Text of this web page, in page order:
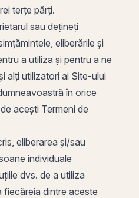
terțe părți.
sau dețineți
eliberările și
a utiliza și pentru a ne
alți utilizatori ai Site-ului
în orice
acești Termeni de
eliberarea și/sau
individuale
dvs. de a utiliza
fiecăreia dintre aceste